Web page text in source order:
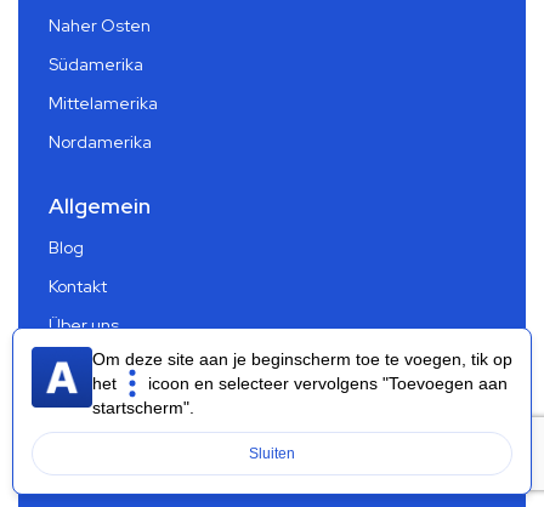
Naher Osten
Südamerika
Mittelamerika
Nordamerika
Allgemein
Blog
Kontakt
Über uns
Impressum
Partnerprogramm
Datenschutzbestimmungen
Om deze site aan je beginscherm toe te voegen, tik op
het
icoon en selecteer vervolgens "Toevoegen aan
startscherm".
Sluiten